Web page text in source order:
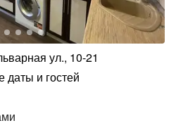
ул., 10-21
даты и гостей